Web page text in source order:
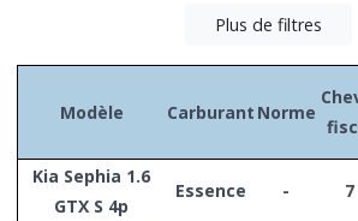
Plus de filtres
Modèle Carburant Norme
Kia Sephia 1.6
GTX S 4p
Essence - 7